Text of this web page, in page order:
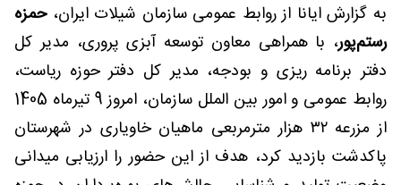
به گزارش ایانا از روابط عمومی سازمان شیلات ایران،حمزه
رستم‌پور، با همراهی معاون توسعه آبزی پروری، مدیر کل
دفتر برنامه ریزی و بودجه، مدیر کل دفتر حوزه ریاست،
روابط عمومی و امور بین الملل سازمان، امروز 9 تیرماه 1405
از مزرعه ۳۲ هزار مترمربعی ماهیان خاویاری در شهرستان
پاکدشت بازدید ‌کرد، هدف از این حضور را ارزیابی میدانی